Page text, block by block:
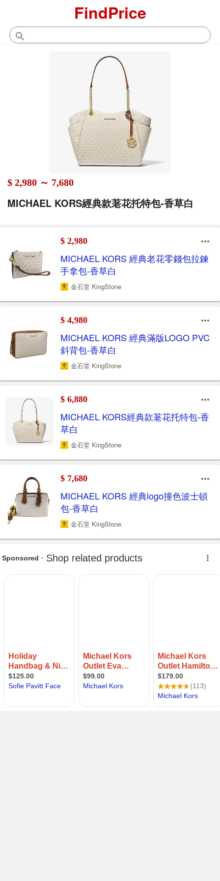
FindPrice
$ 2,980 ～ 7,680
MICHAEL KORS經典款荖花托特包-香草白
$ 2,980
MICHAEL KORS 經典老花零錢包拉鍊
手拿包-香草白
金石堂 KingStone
$ 4,980
MICHAEL KORS 經典滿版LOGO PVC
斜背包-香草白
金石堂 KingStone
$ 6,880
MICHAEL KORS經典款荖花托特包-香
草白
金石堂 KingStone
$ 7,680
MICHAEL KORS 經典logo撞色波士頓
包-香草白
金石堂 KingStone